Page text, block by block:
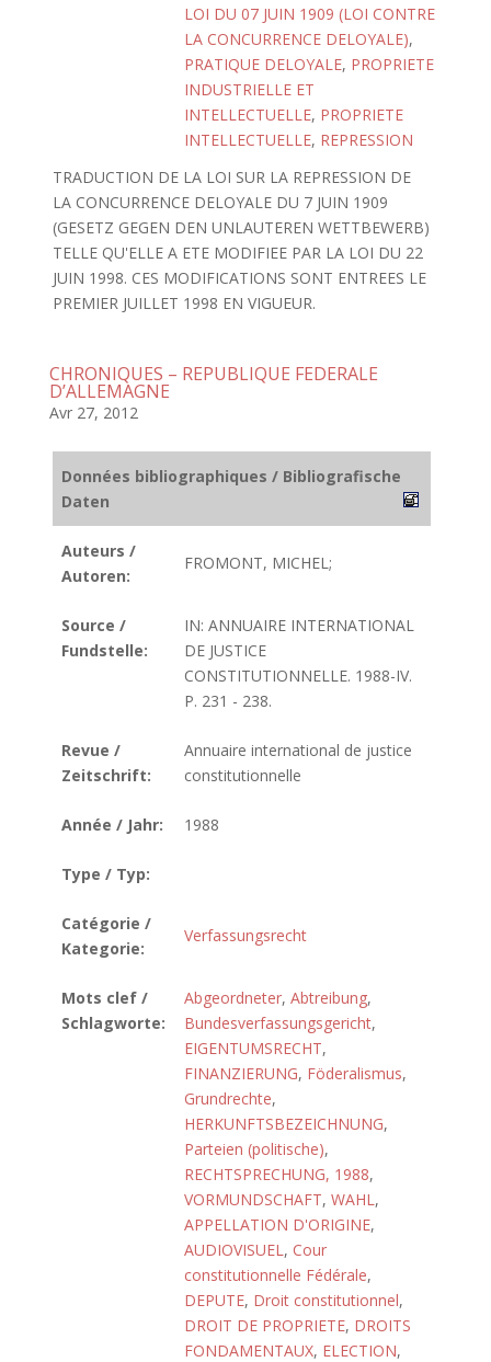
LOI DU 07 JUIN 1909 (LOI CONTRE
LA CONCURRENCE DELOYALE),
PRATIQUE DELOYALE, PROPRIETE
INDUSTRIELLE ET
INTELLECTUELLE, PROPRIETE
INTELLECTUELLE, REPRESSION
TRADUCTION DE LA LOI SUR LA REPRESSION DE
LA CONCURRENCE DELOYALE DU 7 JUIN 1909
(GESETZ GEGEN DEN UNLAUTEREN WETTBEWERB)
TELLE QU'ELLE A ETE MODIFIEE PAR LA LOI DU 22
JUIN 1998. CES MODIFICATIONS SONT ENTREES LE
PREMIER JUILLET 1998 EN VIGUEUR.
CHRONIQUES – REPUBLIQUE FEDERALE
D’ALLEMAGNE
Avr 27, 2012
Données bibliographiques / Bibliografische
Daten
Auteurs /
Autoren:
FROMONT, MICHEL;
Source /
Fundstelle:
IN: ANNUAIRE INTERNATIONAL
DE JUSTICE
CONSTITUTIONNELLE. 1988-IV.
P. 231 - 238.
Revue /
Zeitschrift:
Annuaire international de justice
constitutionnelle
Année / Jahr: 1988
Type / Typ:
Catégorie /
Kategorie:
Verfassungsrecht
Mots clef /
Schlagworte:
Abgeordneter, Abtreibung,
Bundesverfassungsgericht,
EIGENTUMSRECHT,
FINANZIERUNG, Föderalismus,
Grundrechte,
HERKUNFTSBEZEICHNUNG,
Parteien (politische),
RECHTSPRECHUNG, 1988,
VORMUNDSCHAFT, WAHL,
APPELLATION D'ORIGINE,
AUDIOVISUEL, Cour
constitutionnelle Fédérale,
DEPUTE, Droit constitutionnel,
DROIT DE PROPRIETE, DROITS
FONDAMENTAUX, ELECTION,